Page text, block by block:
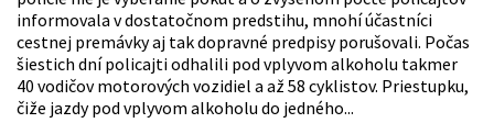
informovala v dostatočnom predstihu, mnohí účastníci
cestnej premávky aj tak dopravné predpisy porušovali. Počas
šiestich dní policajti odhalili pod vplyvom alkoholu takmer
40 vodičov motorových vozidiel a až 58 cyklistov. Priestupku,
čiže jazdy pod vplyvom alkoholu do jedného...